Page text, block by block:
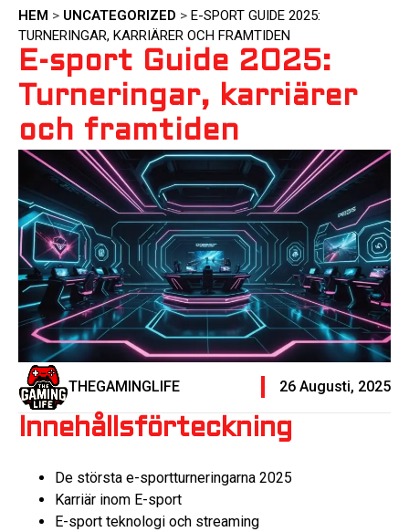
HEM > UNCATEGORIZED > E-SPORT GUIDE 2025:
TURNERINGAR, KARRIÄRER OCH FRAMTIDEN
E-sport Guide 2025:
Turneringar, karriärer
och framtiden
THEGAMINGLIFE 26 Augusti, 2025
Innehållsförteckning
De största e-sportturneringarna 2025
Karriär inom E-sport
E-sport teknologi och streaming